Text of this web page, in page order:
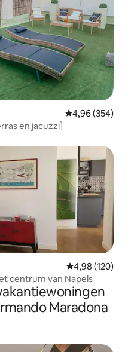
Gemiddelde
4,96 (354)
en jacuzzi]
Gemiddelde
4,98 (120)
centrum van Napels
Maradona